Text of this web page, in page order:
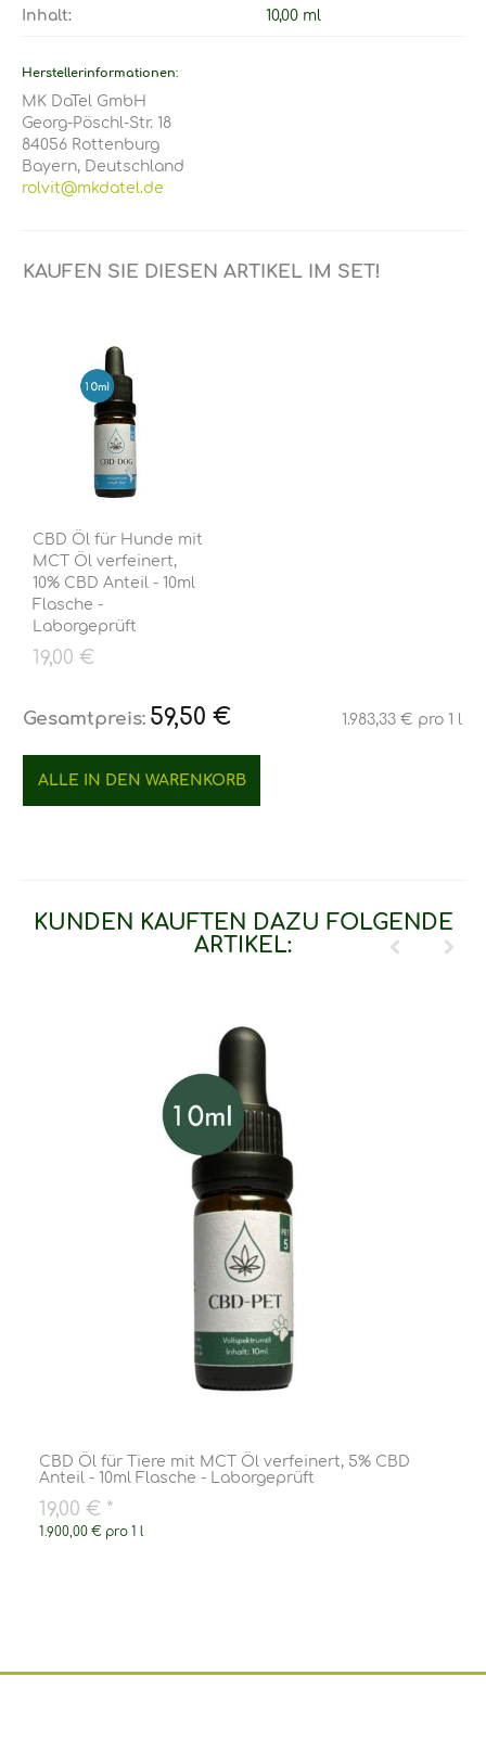
Inhalt‍: 10,00 ml
Herstellerinformationen:
MK DaTel GmbH
Georg-Pöschl-Str. 18
84056 Rottenburg
Bayern, Deutschland
rolvit@mkdatel.de
KAUFEN SIE DIESEN ARTIKEL IM SET!
CBD Öl für Hunde mit
MCT Öl verfeinert,
10% CBD Anteil - 10ml
Flasche -
Laborgeprüft
19,00 €
Gesamtpreis: 59,50 € 1.983,33 € pro 1 l
ALLE IN DEN WARENKORB
KUNDEN KAUFTEN DAZU FOLGENDE
ARTIKEL:
CBD Öl für Tiere mit MCT Öl verfeinert, 5% CBD
Anteil - 10ml Flasche - Laborgeprüft
19,00 € *
1.900,00 € pro 1 l